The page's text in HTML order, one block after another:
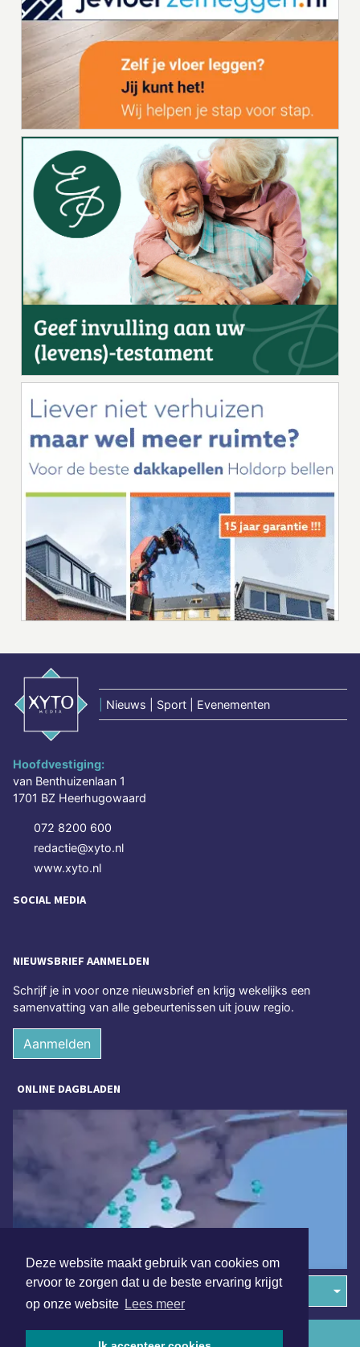
Deze website maakt gebruik van cookies om
ervoor te zorgen dat u de beste ervaring krijgt
op onze website Lees meer
Nieuws | Sport | Evenementen
Hoofdvestiging:
van Benthuizenlaan 1
1701 BZ Heerhugowaard
072 8200 600
redactie@xyto.nl
www.xyto.nl
SOCIAL MEDIA
NIEUWSBRIEF AANMELDEN
Schrijf je in voor onze nieuwsbrief en krijg wekelijks een
samenvatting van alle gebeurtenissen uit jouw regio.
Aanmelden
ONLINE DAGBLADEN
Overige dagbladen in de regio
Algemene voorwaarden